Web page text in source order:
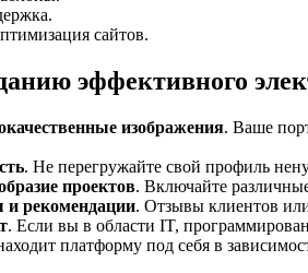
сайтов.
эффективного
изображения. Ваше
. Не перегружайте свой профиль
проектов. Включайте
и рекомендации. Отзывы клиентов
. Если вы в области IT,
платформу под себя в